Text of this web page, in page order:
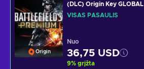
Origin
(DLC) Origin Key GLOBAL
VISAS PASAULIS
Nuo
36,75 USD
9% grįžta